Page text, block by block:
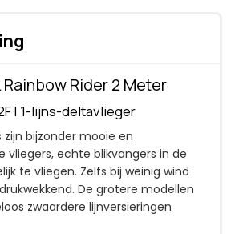
Rainbow Rider 2 Meter
| 1-lijns-deltavlieger
zijn bijzonder mooie en
vliegers, echte blikvangers in de
te vliegen. Zelfs bij weinig wind
De grotere modellen
zwaardere lijnversieringen